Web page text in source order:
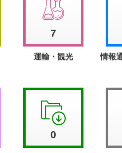
7
運輸・観光 情報
0